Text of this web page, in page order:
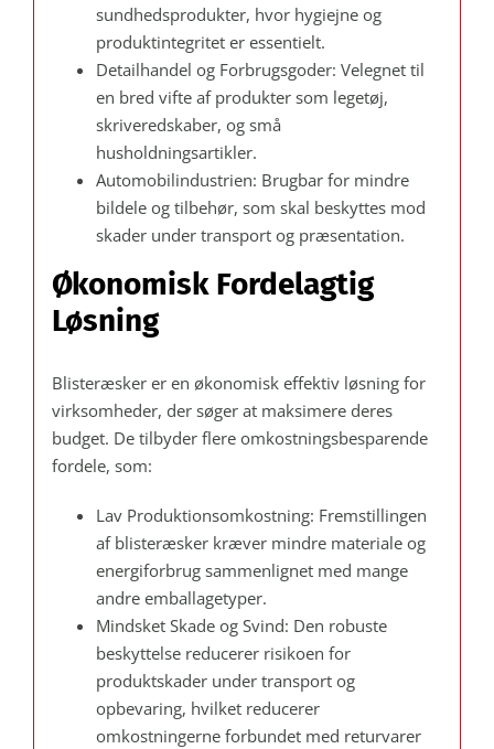
sundhedsprodukter, hvor hygiejne og
produktintegritet er essentielt.
Detailhandel og Forbrugsgoder: Velegnet til
en bred vifte af produkter som legetøj,
skriveredskaber, og små
husholdningsartikler.
Automobilindustrien: Brugbar for mindre
bildele og tilbehør, som skal beskyttes mod
skader under transport og præsentation.
Økonomisk Fordelagtig
Løsning
Blisteræsker er en økonomisk effektiv løsning for
virksomheder, der søger at maksimere deres
budget. De tilbyder flere omkostningsbesparende
fordele, som:
Lav Produktionsomkostning: Fremstillingen
af blisteræsker kræver mindre materiale og
energiforbrug sammenlignet med mange
andre emballagetyper.
Mindsket Skade og Svind: Den robuste
beskyttelse reducerer risikoen for
produktskader under transport og
opbevaring, hvilket reducerer
omkostningerne forbundet med returvarer